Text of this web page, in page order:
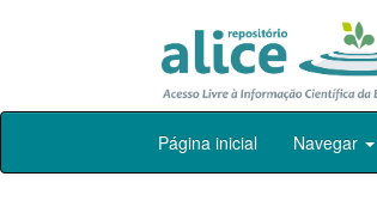
Skip
Página inicial Navegar